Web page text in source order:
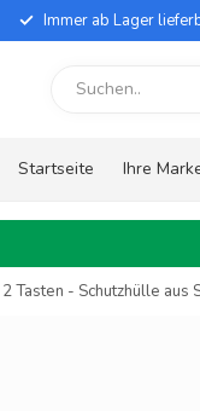
Immer ab Lager
Startseite Ihre
- Schutzhülle